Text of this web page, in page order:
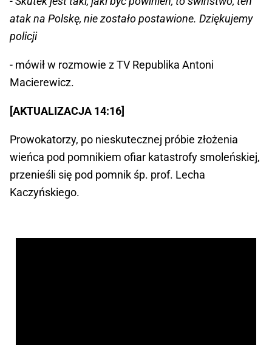
atak na Polskę, nie zostało postawione. Dziękujemy
policji
- mówił w rozmowie z TV Republika Antoni
Macierewicz.
[AKTUALIZACJA 14:16]
Prowokatorzy, po nieskutecznej próbie złożenia
wieńca pod pomnikiem ofiar katastrofy smoleńskiej,
przenieśli się pod pomnik śp. prof. Lecha
Kaczyńskiego.